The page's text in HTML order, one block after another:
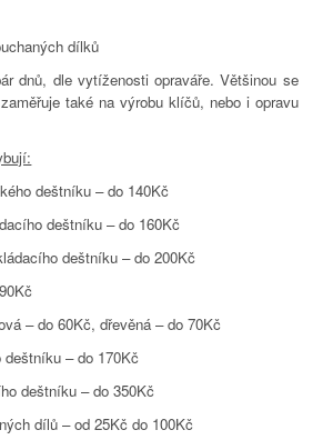
dílků
dnů, dle vytíženosti opraváře. Většinou se
také na výrobu klíčů, nebo i opravu
deštníku – do 140Kč
deštníku – do 160Kč
deštníku – do 200Kč
– do 60Kč, dřevěná – do 70Kč
deštníku – do 170Kč
deštníku – do 350Kč
dílů – od 25Kč do 100Kč